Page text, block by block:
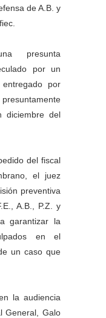
de A.B. y
presunta
por un
por
diciembre del
del fiscal
el juez
preventiva
A.B., P.Z. y
garantizar la
en el
un caso que
la audiencia
General, Galo